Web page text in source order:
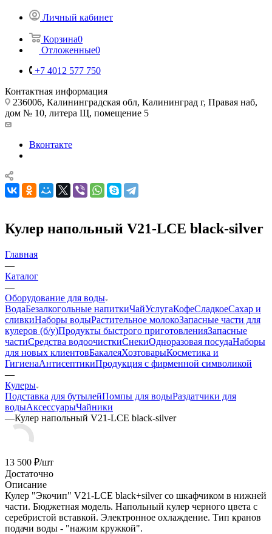
Личный кабинет
Корзина0
Отложенные0
+7 4012 577 750
Контактная информация
236006, Калининградская обл, Калининград г, Правая наб,
дом № 10, литера Щ, помещение 5
Вконтакте
Кулер напольный V21-LCE black-silver
Главная
—
Каталог
—
Оборудование для воды
ВодаБезалкогольные напиткиЧайУслугаКофеСладкоеСахар и
сливкиНаборы водыРастительное молокоЗапасные части для
кулеров (б/у)Продукты быстрого приготовленияЗапасные
частиСредства водоочисткиСнекиОдноразовая посудаНаборы
для новых клиентовБакалеяХозтоварыКосметика и
ГигиенаАнтисептикиПродукция с фирменной символикой
—
Кулеры
Подставка для бутылейПомпы для водыРаздатчики для
водыАксессуарыЧайники
—Кулер напольный V21-LCE black-silver
13 500 ₽/шт
Достаточно
Описание
Кулер "Экочип" V21-LCE black+silver со шкафчиком в нижней
части. Бюджетная модель. Напольный кулер черного цвета с
серебристой вставкой. Электронное охлаждение. Тип кранов
подачи воды - "нажим кружкой".